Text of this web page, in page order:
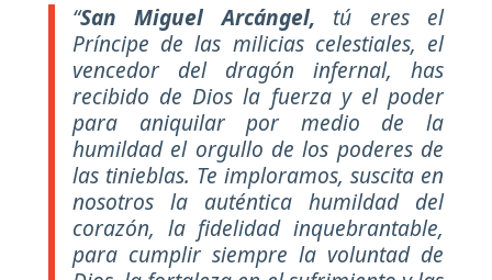
“San Miguel Arcángel, tú eres el
Príncipe de las milicias celestiales, el
vencedor del dragón infernal, has
recibido de Dios la fuerza y el poder
para aniquilar por medio de la
humildad el orgullo de los poderes de
las tinieblas. Te imploramos, suscita en
nosotros la auténtica humildad del
corazón, la fidelidad inquebrantable,
para cumplir siempre la voluntad de